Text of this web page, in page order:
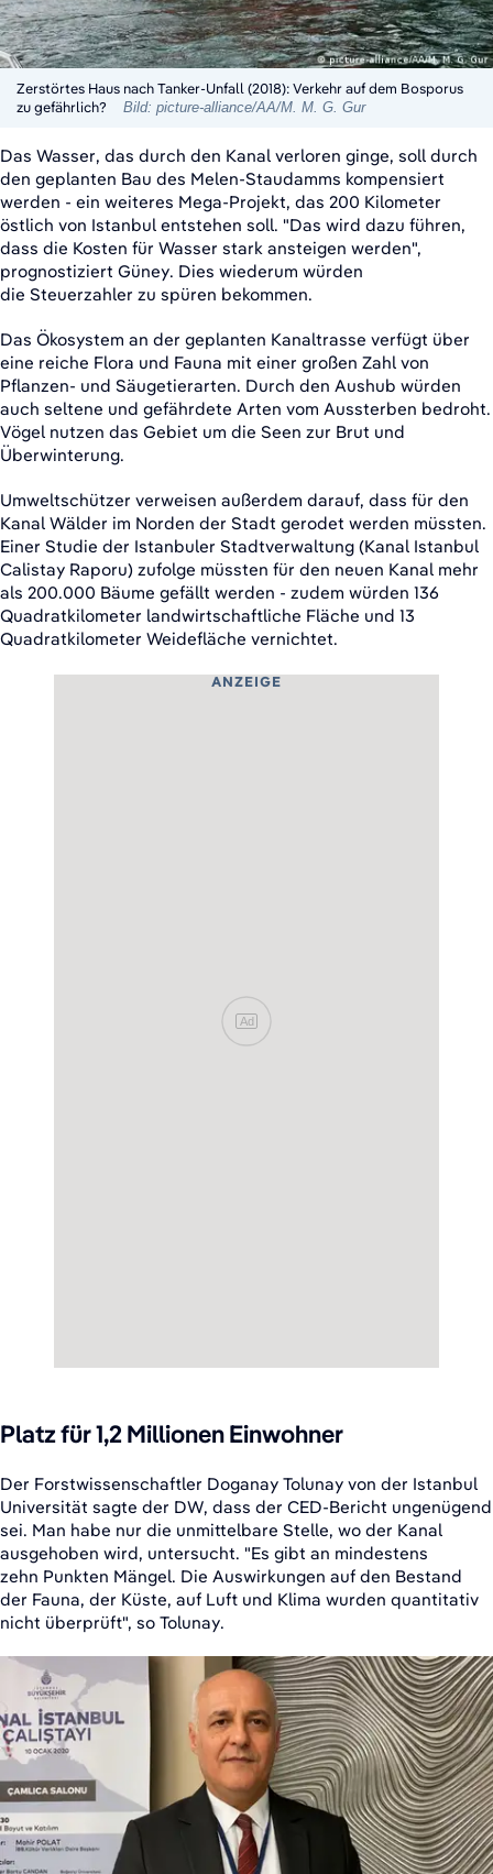
Zerstörtes Haus nach Tanker-Unfall (2018): Verkehr auf dem Bosporus
zu gefährlich?
Bild: picture-alliance/AA/M. M. G. Gur
Das Wasser, das durch den Kanal verloren ginge, soll durch
den geplanten Bau des Melen-Staudamms kompensiert
werden - ein weiteres Mega-Projekt, das 200 Kilometer
östlich von Istanbul entstehen soll. "Das wird dazu führen,
dass die Kosten für Wasser stark ansteigen werden",
prognostiziert Güney. Dies wiederum würden
die Steuerzahler zu spüren bekommen.
Das Ökosystem an der geplanten Kanaltrasse verfügt über
eine reiche Flora und Fauna mit einer großen Zahl von
Pflanzen- und Säugetierarten. Durch den Aushub würden
auch seltene und gefährdete Arten vom Aussterben bedroht.
Vögel nutzen das Gebiet um die Seen zur Brut und
Überwinterung.
Umweltschützer verweisen außerdem darauf, dass für den
Kanal Wälder im Norden der Stadt gerodet werden müssten.
Einer Studie der Istanbuler Stadtverwaltung (Kanal Istanbul
Calistay Raporu) zufolge müssten für den neuen Kanal mehr
als 200.000 Bäume gefällt werden - zudem würden 136
Quadratkilometer landwirtschaftliche Fläche und 13
Quadratkilometer Weidefläche vernichtet.
ANZEIGE
Ad
Platz für 1,2 Millionen Einwohner
Der Forstwissenschaftler Doganay Tolunay von der Istanbul
Universität sagte der DW, dass der CED-Bericht ungenügend
sei. Man habe nur die unmittelbare Stelle, wo der Kanal
ausgehoben wird, untersucht. "Es gibt an mindestens
zehn Punkten Mängel. Die Auswirkungen auf den Bestand
der Fauna, der Küste, auf Luft und Klima wurden quantitativ
nicht überprüft", so Tolunay.